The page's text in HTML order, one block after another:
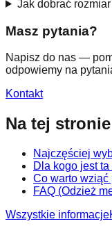
Jak dobrać
Masz pytania?
Napisz do nas —
odpowiemy na
Kontakt
Na tej stronie
Najczęściej
Dla kogo jest ta
Co warto wziąć
FAQ (Odzież
Wszystkie informacje